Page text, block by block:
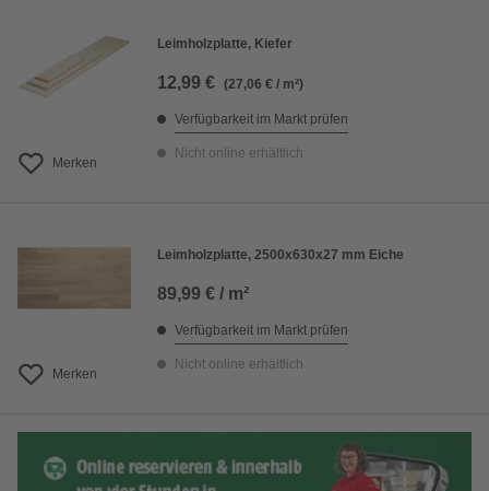
Merken
Leimholzplatte, Kiefer
12,99 € (27,06 € / m²)
Verfügbarkeit im Markt prüfen
Nicht online erhältlich
Merken
Leimholzplatte, 2500x630x27 mm Eiche
89,99 € / m²
Verfügbarkeit im Markt prüfen
Nicht online erhältlich